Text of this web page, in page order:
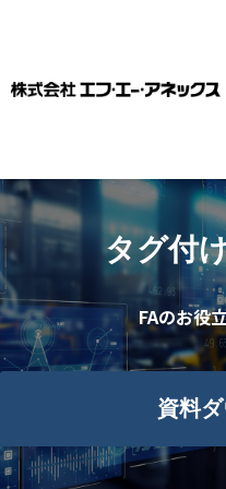
選
サ
取
よく
タグ付
FAのお役
資料